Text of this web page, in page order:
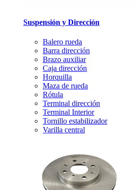
Suspensión y Dirección
Balero rueda
Barra dirección
Brazo auxiliar
Caja dirección
Horquilla
Maza de rueda
Rótula
Terminal dirección
Terminal Interior
Tornillo estabilizador
Varilla central